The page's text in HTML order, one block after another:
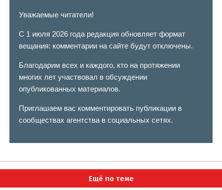
Уважаемые читатели!
С 1 июля 2026 года редакция обновляет формат
вещания: комментарии на сайте будут отключены.
Благодарим всех и каждого, кто на протяжении
многих лет участвовал в обсуждении
опубликованных материалов.
Приглашаем вас комментировать публикации в
сообществах агентства в социальных сетях.
Ещё по теме